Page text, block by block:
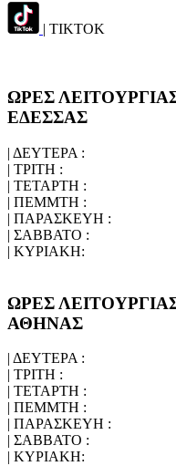
| TIKTOK
ΩΡΕΣ
ΕΔΕΣΣΑΣ
| ΔΕΥΤΕΡΑ :
| ΤΡΙΤΗ :
| ΤΕΤΑΡΤΗ :
| ΠΕΜΜΤΗ :
| ΠΑΡΑΣΚΕΥΗ :
| ΣΑΒΒΑΤΟ :
| ΚΥΡΙΑΚΗ:
ΩΡΕΣ
ΑΘΗΝΑΣ
| ΔΕΥΤΕΡΑ :
| ΤΡΙΤΗ :
| ΤΕΤΑΡΤΗ :
| ΠΕΜΜΤΗ :
| ΠΑΡΑΣΚΕΥΗ :
| ΣΑΒΒΑΤΟ :
| ΚΥΡΙΑΚΗ: